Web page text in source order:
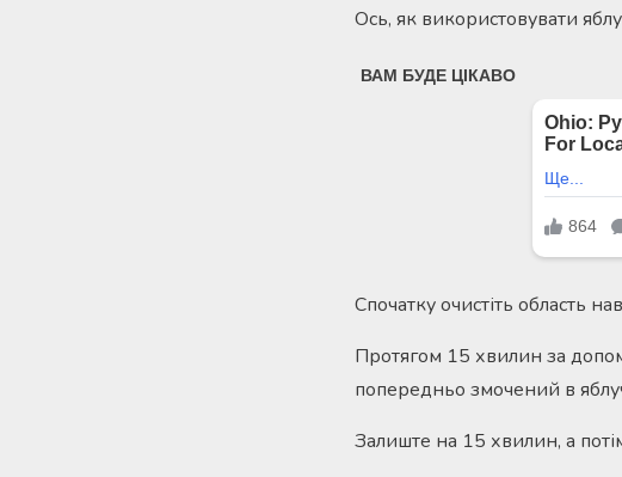
Ось, як використовувати
Спочатку очистіть область
Протягом 15 хвилин за
попередньо змочений в
Залиште на 15 хвилин, а